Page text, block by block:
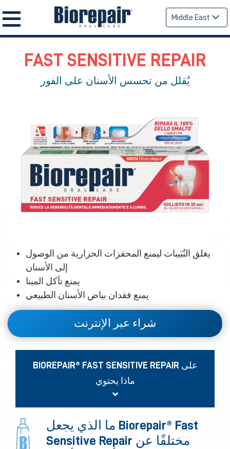
Middle East
FAST SENSITIVE REPAIR
يُقلل من تحسس الأسنان على الفور
يغلق النُبَيبات ليمنع المحفزات الحرارية من الوصول
إلى الأسنان
يمنع تآكل المينا
يمنع فقدان بياض الأسنان الطبيعي
شراء عبر الإنترنت
BIOREPAIR® FAST SENSITIVE REPAIR على
ماذا يحتوي
ما الذي يجعل Biorepair® Fast
Sensitive Repair مختلفًا عن